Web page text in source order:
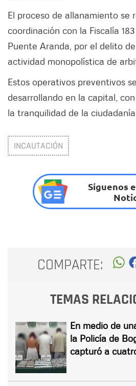
El proceso de allanamiento se
coordinación con la Fiscalía
Puente Aranda, por el delito
actividad monopolística de
Estos operativos preventivos
desarrollando en la capital,
la tranquilidad de la
INCAUTACIÓN
Síguenos
COMPARTE:
TEMAS
En medio de
la Policía de
capturó a